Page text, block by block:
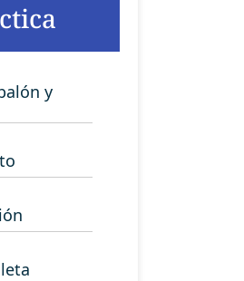
y